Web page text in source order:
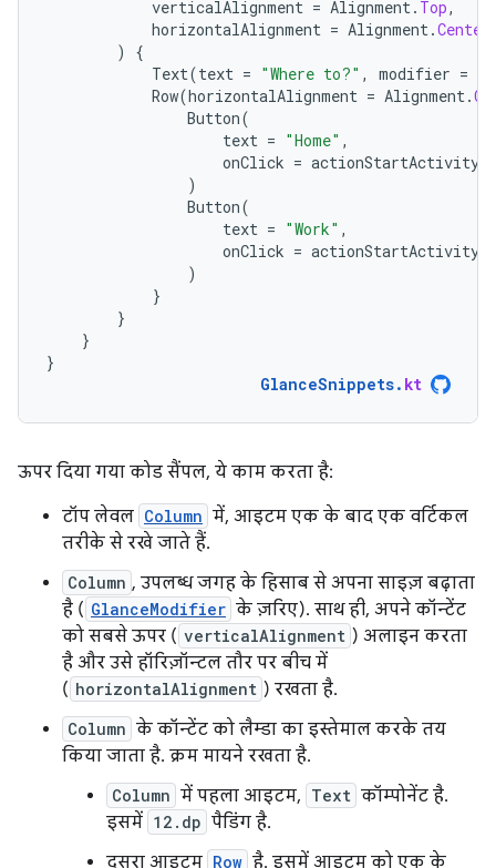
verticalAlignment = Alignment. Top,
horizontalAlignment = Alignment.
)
{
Text(text = "Where to?" , modifier =
Row(horizontalAlignment = Alignment.
Button(
text = "Home" ,
onClick =
)
Button(
text = "Work" ,
onClick =
)
}
}
}
}
GlanceSnippets. kt
ऊपर दिया गया कोड सैंपल, ये काम करता है:
टॉप लेवल Column में, आइटम एक के बाद एक वर्टिकल
तरीके से रखे जाते हैं.
Column , उपलब्ध जगह के हिसाब से अपना साइज़ बढ़ाता
है ( GlanceModifier के ज़रिए). साथ ही, अपने कॉन्टेंट
को सबसे ऊपर ( verticalAlignment ) अलाइन करता
है और उसे हॉरिज़ॉन्टल तौर पर बीच में
( horizontalAlignment ) रखता है.
Column के कॉन्टेंट को लैम्डा का इस्तेमाल करके तय
किया जाता है. क्रम मायने रखता है.
Column में पहला आइटम, Text कॉम्पोनेंट है.
इसमें 12.dp पैडिंग है.
दूसरा आइटम Row है. इसमें आइटम को एक के